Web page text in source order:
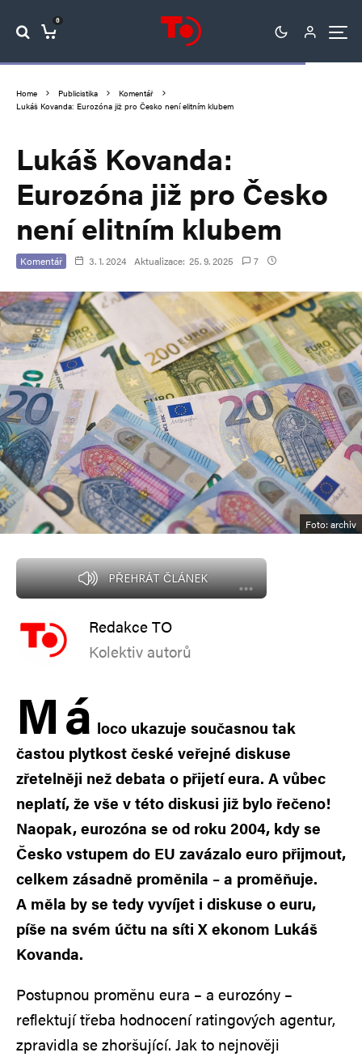
0
Home Publicistika
Komentář
Lukáš Kovanda: Eurozóna již pro Česko není elitním klubem
Lukáš Kovanda:
Eurozóna již pro Česko
není elitním klubem
Komentář 3. 1. 2024 Aktualizace: 25. 9. 2025 7
Foto: archiv
PŘEHRÁT ČLÁNEK
Redakce TO
Kolektiv autorů
Má loco ukazuje současnou tak
častou plytkost české veřejné diskuse
zřetelněji než debata o přijetí eura. A vůbec
neplatí, že vše v této diskusi již bylo řečeno!
Naopak, eurozóna se od roku 2004, kdy se
Česko vstupem do EU zavázalo euro přijmout,
celkem zásadně proměnila – a proměňuje.
A měla by se tedy vyvíjet i diskuse o euru,
píše na svém účtu na síti X ekonom Lukáš
Kovanda.
Postupnou proměnu eura – a eurozóny –
reflektují třeba hodnocení ratingových agentur,
zpravidla se zhoršující. Jak to nejnověji